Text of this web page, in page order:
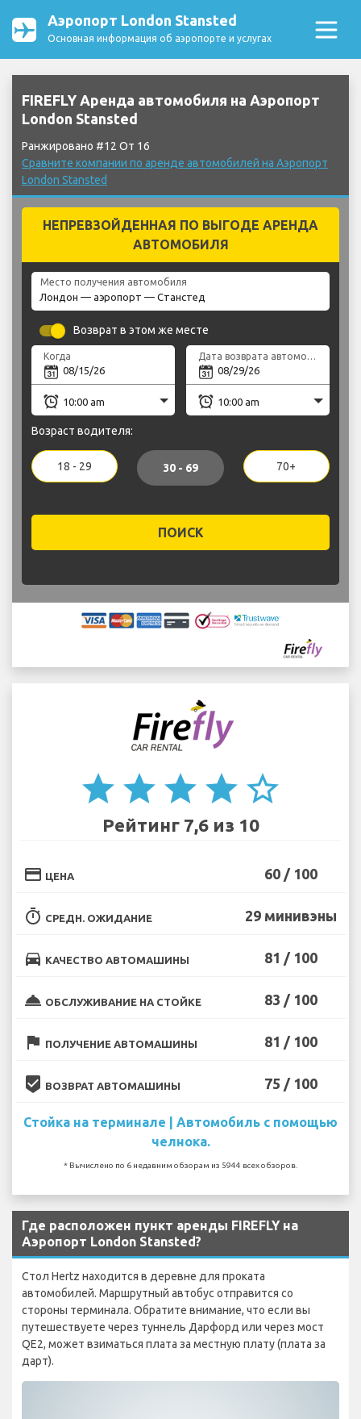
Аэропорт London Stansted
Основная информация об аэропорте и услугах
FIREFLY Аренда автомобиля на Аэропорт
London Stansted
Ранжировано #12 От 16
Сравните компании по аренде автомобилей на Аэропорт
London Stansted
НЕПРЕВЗОЙДЕННАЯ ПО ВЫГОДЕ АРЕНДА
АВТОМОБИЛЯ
Место получения автомобиля
Возврат в этом же месте
Когда Дата возврата автомобиля
Возраст водителя:
18 - 29 30 - 69 70+
ПОИСК
star star star star star_border
Рейтинг 7,6 из 10
credit_card ЦЕНА 60 / 100
timer СРЕДН. ОЖИДАНИЕ 29 минивэны
directions_car КАЧЕСТВО АВТОМАШИНЫ 81 / 100
room_service ОБСЛУЖИВАНИЕ НА СТОЙКЕ 83 / 100
flag ПОЛУЧЕНИЕ АВТОМАШИНЫ 81 / 100
beenhere ВОЗВРАТ АВТОМАШИНЫ 75 / 100
Стойка на терминале | Автомобиль с помощью
челнока.
* Вычислено по 6 недавним обзорам из 5944 всех обзоров.
Где расположен пункт аренды FIREFLY на
Аэропорт London Stansted?
Стол Hertz находится в деревне для проката
автомобилей. Маршрутный автобус отправится со
стороны терминала. Обратите внимание, что если вы
путешествуете через туннель Дарфорд или через мост
QE2, может взиматься плата за местную плату (плата за
дарт).